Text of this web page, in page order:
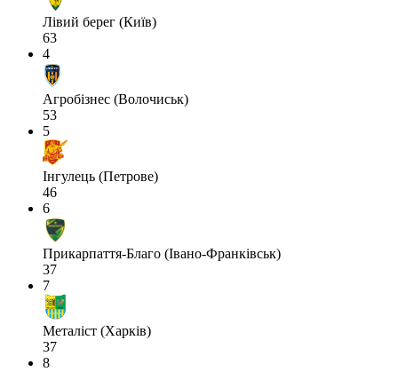
Лівий берег (Київ)
63
4
Агробізнес (Волочиськ)
53
5
Інгулець (Петрове)
46
6
Прикарпаття-Благо (Івано-Франківськ)
37
7
Металіст (Харків)
37
8